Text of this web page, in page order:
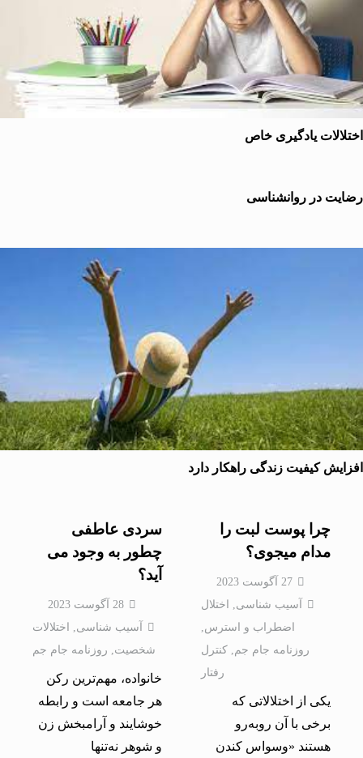
یادگیری خاص
در روانشناسی
کیفیت زندگی راهکار دارد
چرا پوست لبت را
مدام میجوی؟
27 آگوست 2023
آسیب شناسی,اختلال
اضطراب و استرس,
روزنامه جام جم,کنترل
رفتار
یکی از اختلالاتی که
برخی با آن روبه‌رو
هستند «وسواس کندن
سردی عاطفی
چطور به وجود می
آید؟
28 آگوست 2023
آسیب شناسی,اختلالات
شخصيت,روزنامه جام جم
خانواده، مهم‌ترین رکن
هر جامعه است و رابطه
خوشایند و آرامبخش زن
و شوهر نه‌تنها